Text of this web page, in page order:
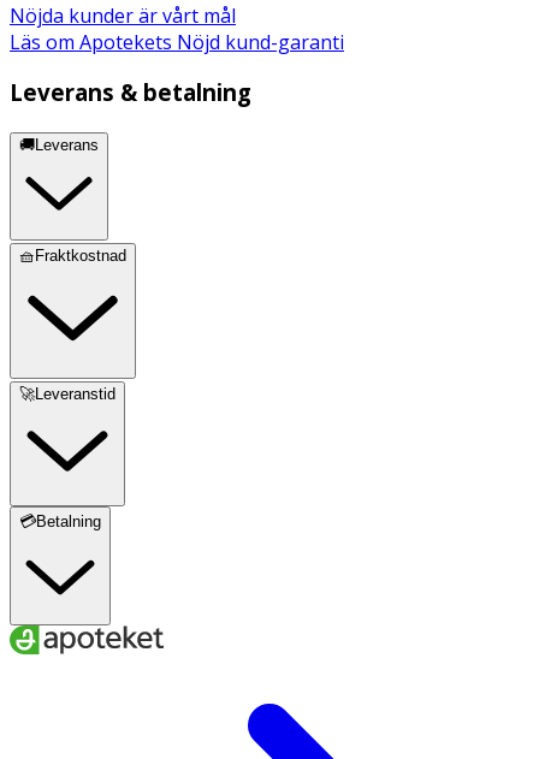
Nöjda kunder är vårt mål
Läs om Apotekets Nöjd kund-garanti
Leverans & betalning
🚚Leverans
🧺Fraktkostnad
🚀Leveranstid
💳Betalning